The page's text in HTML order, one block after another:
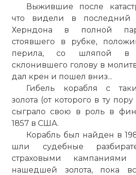
Выжившие после
что видели в последний
Херндона в полной
стоявшего в рубке,
перила, со шляпой в
склонившего голову в
дал крен и пошел вниз...
Гибель корабля с
золота (от которого в ту
сыграло свою в роль в
1857 в США.
Корабль был найден в
шли судебные
страховыми
нашедшей золота, пока
☓
Экспонат выставки "Ship of
поднятого груза
Фото статьи: